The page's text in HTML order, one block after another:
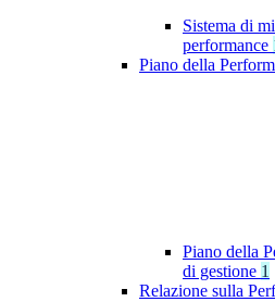
Sistema di
performance
Piano della
Piano della
di gestione 1
Relazione sulla